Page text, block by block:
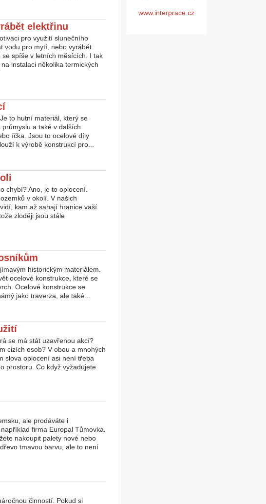
elektřinu
pro využití slunečního
vodu pro mytí, nebo vyrábět
spíše v letních měsících. I tak
instalaci několika termických
to hutní materiál, který se
a také v dalších
íčka. Jsou to ocelové díly
k výrobě konstrukcí pro...
chybí? Ano, je to oplocení.
v okolí. V našich
kam až sahají hranice vaší
zloději jsou stále
historickým materiálem.
ocelové konstrukce, které se
Ocelové konstrukce se
jako traverza, ale také...
se má stát uzavřenou akcí?
cizích osob? V obou a mnohých
slova oplocení asi není třeba
prostoru. Co když vyžadujete
ale prodáváte i
firma Europal Tůmovka.
nakoupit palety nové nebo
tmavou barvu, ale to není
činností. Pokud si
www.interprace.cz